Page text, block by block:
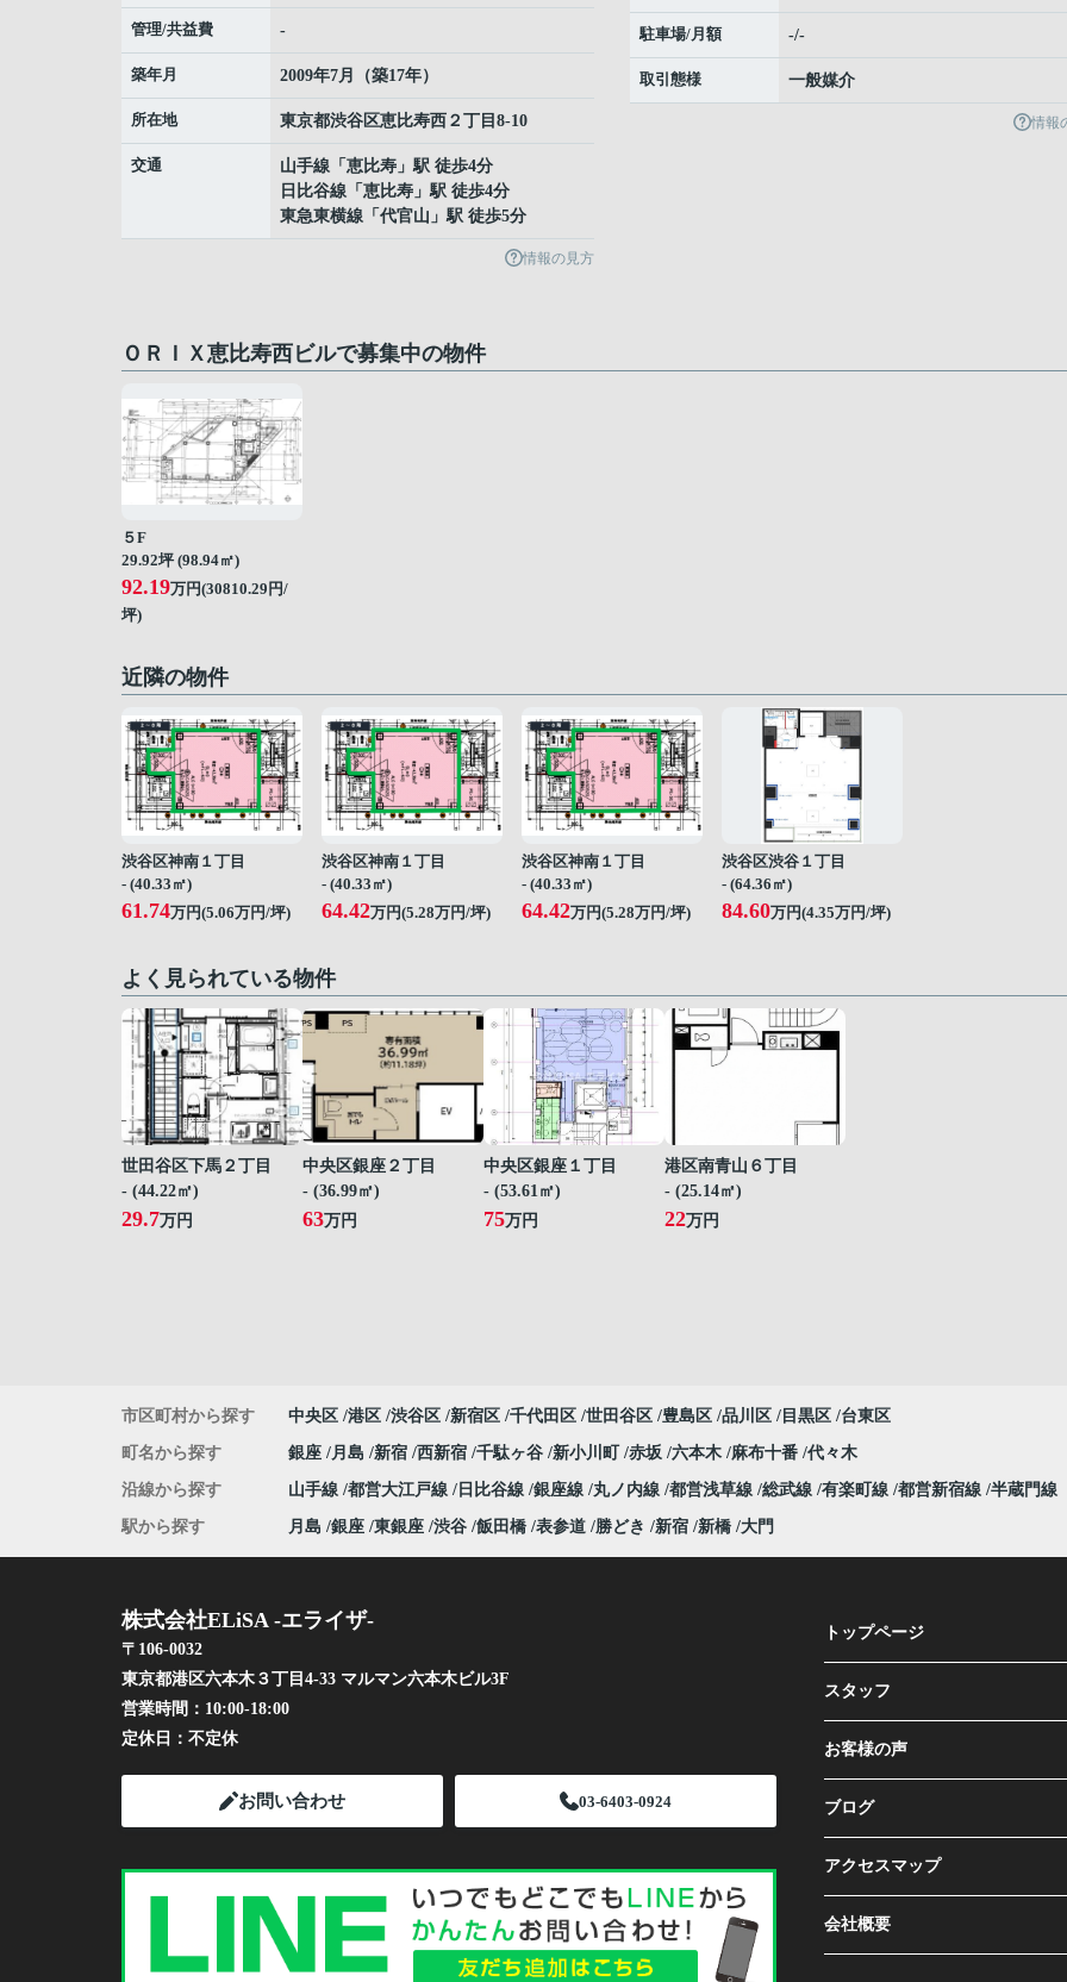
管理/共益費 -
築年月 2009年7月（築17年）
所在地 東京都渋谷区恵比寿西 ２丁目8-10
交通 山手線 「 恵比寿 」駅 徒歩4分
日比谷線 「 恵比寿 」駅 徒歩4分
東急東横線 「 代官山 」駅 徒歩5分
情報の見方
駐車場/月額 -/-
取引態様 一般媒介
情報
ＯＲＩＸ恵比寿西ビルで募集中の物件
５F
29.92坪 (98.94㎡)
92.19万円(30810.29円/
坪)
近隣の物件
渋谷区神南１丁目
- (40.33㎡)
61.74万円(5.06万円/坪)
渋谷区神南１丁目
- (40.33㎡)
64.42万円(5.28万円/坪)
渋谷区神南１丁目
- (40.33㎡)
64.42万円(5.28万円/坪)
渋谷区渋谷１丁目
- (64.36㎡)
84.60万円(4.35万円/坪)
よく見られている物件
世田谷区下馬２丁目
- (44.22㎡)
29.7万円
中央区銀座２丁目
- (36.99㎡)
63万円
中央区銀座１丁目
- (53.61㎡)
75万円
港区南青山６丁目
- (25.14㎡)
22万円
市区町村から探す 中央区 港区 渋谷区 新宿区 千代田区 世田谷区 豊島区 品川区 目黒区 台東区
町名から探す 銀座 月島 新宿 西新宿 千駄ヶ谷 新小川町 赤坂 六本木 麻布十番 代々木
沿線から探す 山手線 都営大江戸線 日比谷線 銀座線 丸ノ内線 都営浅草線 総武線 有楽町線 都営新宿線 半蔵門線
駅から探す 月島 銀座 東銀座 渋谷 飯田橋 表参道 勝どき 新宿 新橋 大門
株式会社ELiSA -エライザ-
〒106-0032
東京都港区六本木３丁目4-33 マルマン六本木ビル3F
営業時間： 10:00-18:00
定休日： 不定休
お問い合わせ 03-6403-0924
トップページ
スタッフ
お客様の声
ブログ
アクセスマップ
会社概要